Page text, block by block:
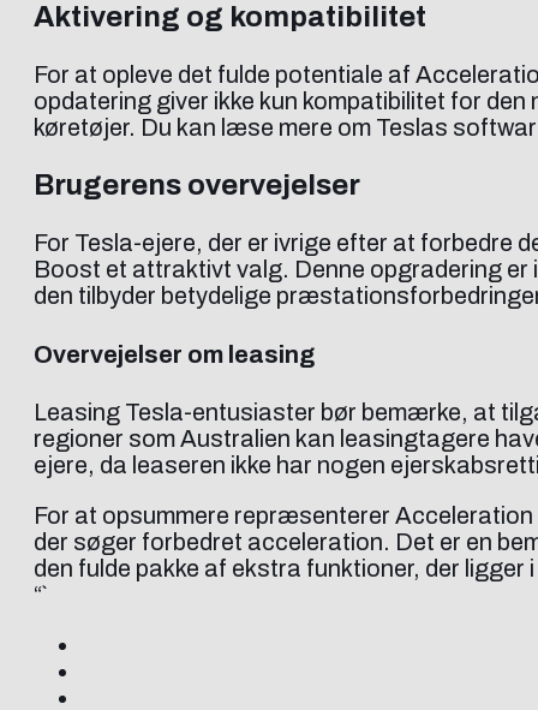
Aktivering og kompatibilitet
For at opleve det fulde potentiale af
opdatering giver ikke kun kompatibilitet for
køretøjer. Du kan læse mere om Teslas
Brugerens overvejelser
For Tesla-ejere, der er ivrige efter at forbedre
Boost et attraktivt valg. Denne opgradering
den tilbyder betydelige
Overvejelser om leasing
Leasing Tesla-entusiaster bør bemærke, at
regioner som Australien kan leasingtagere
ejere, da leaseren ikke har nogen
For at opsummere repræsenterer
der søger forbedret acceleration. Det er en
den fulde pakke af ekstra funktioner, der ligger
“`